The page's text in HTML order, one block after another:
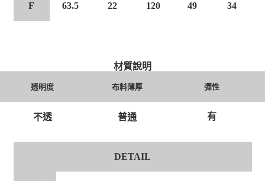
F 63.5 22 120 49 34
材質說明
透明度 布料薄厚 彈性
不透 普通 有
DETAIL